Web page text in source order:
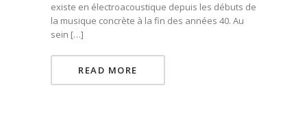
existe en électroacoustique depuis les débuts de
la musique concrète à la fin des années 40. Au
sein […]
READ MORE